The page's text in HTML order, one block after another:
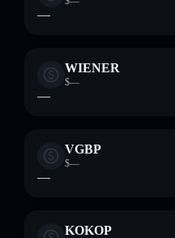
—
WIENER
$—
—
VGBP
$—
—
KOKOP